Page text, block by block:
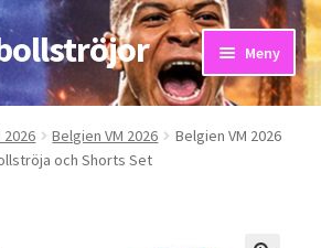
Meny
2026 Belgien VM 2026
Belgien VM 2026
och Shorts Set